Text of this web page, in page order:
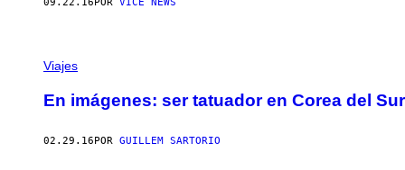
Viajes
En imágenes: ser tatuador en Corea del
02.29.16POR GUILLEM SARTORIO